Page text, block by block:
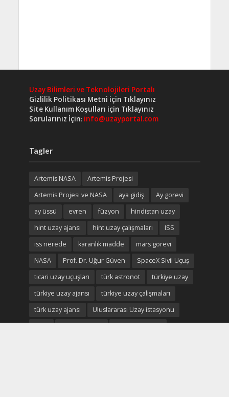
Uzay Bilimleri ve Teknolojileri Portalı
Gizlilik Politikası Metni için Tıklayınız
Site Kullanım Koşulları için Tıklayınız
Sorularınız İçin: info@uzayportal.com
Tagler
Artemis NASA
Artemis Projesi
Artemis Projesi ve NASA
aya gidiş
Ay gorevi
ay üssü
evren füzyon
hindistan uzay
hint uzay ajansı
hint uzay çalışmaları
ISS
iss nerede
karanlık madde
mars görevi
NASA
Prof. Dr. Uğur Güven
SpaceX Sivil Uçuş
ticari uzay uçuşları
türk astronot
türkiye uzay
türkiye uzay ajansı
türkiye uzay çalışmaları
türk uzay ajansı
Uluslararası Uzay istasyonu